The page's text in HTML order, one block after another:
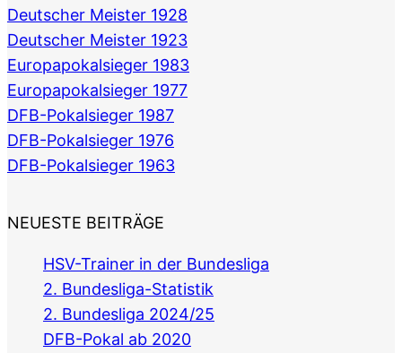
Deutscher Meister 1928
Deutscher Meister 1923
Europapokalsieger 1983
Europapokalsieger 1977
DFB-Pokalsieger 1987
DFB-Pokalsieger 1976
DFB-Pokalsieger 1963
NEUESTE BEITRÄGE
HSV-Trainer in der Bundesliga
2. Bundesliga-Statistik
2. Bundesliga 2024/25
DFB-Pokal ab 2020